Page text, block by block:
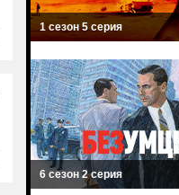
1 сезон 5 серия
6 сезон 2 серия